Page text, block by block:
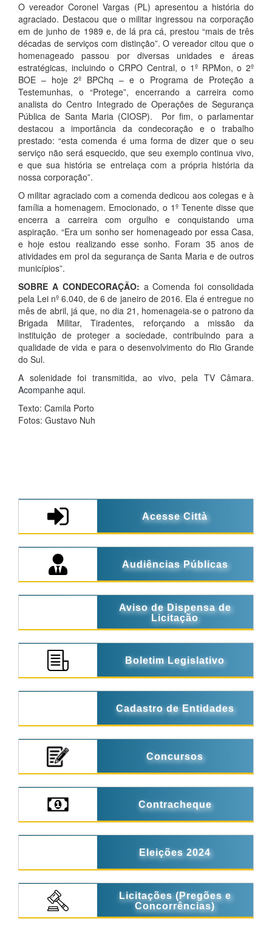
O vereador Coronel Vargas (PL) apresentou a história do
agraciado. Destacou que o militar ingressou na corporação
em de junho de 1989 e, de lá pra cá, prestou “mais de três
décadas de serviços com distinção”. O vereador citou que o
homenageado passou por diversas unidades e áreas
estratégicas, incluindo o CRPO Central, o 1º RPMon, o 2º
BOE – hoje 2º BPChq – e o Programa de Proteção a
Testemunhas, o “Protege”, encerrando a carreira como
analista do Centro Integrado de Operações de Segurança
Pública de Santa Maria (CIOSP). Por fim, o parlamentar
destacou a importância da condecoração e o trabalho
prestado: “esta comenda é uma forma de dizer que o seu
serviço não será esquecido, que seu exemplo continua vivo,
e que sua história se entrelaça com a própria história da
nossa corporação”.
O militar agraciado com a comenda dedicou aos colegas e à
família a homenagem. Emocionado, o 1º Tenente disse que
encerra a carreira com orgulho e conquistando uma
aspiração. “Era um sonho ser homenageado por essa Casa,
e hoje estou realizando esse sonho. Foram 35 anos de
atividades em prol da segurança de Santa Maria e de outros
municípios”.
SOBRE A CONDECORAÇÃO: a Comenda foi consolidada
pela Lei nº 6.040, de 6 de janeiro de 2016. Ela é entregue no
mês de abril, já que, no dia 21, homenageia-se o patrono da
Brigada Militar, Tiradentes, reforçando a missão da
instituição de proteger a sociedade, contribuindo para a
qualidade de vida e para o desenvolvimento do Rio Grande
do Sul.
A solenidade foi transmitida, ao vivo, pela TV Câmara.
Acompanhe aqui.
Texto: Camila Porto
Fotos: Gustavo Nuh
Acesse Città
Audiências Públicas
Aviso de Dispensa de
Licitação
Boletim Legislativo
Cadastro de Entidades
Concursos
Contracheque
Eleições 2024
Licitações (Pregões e
Concorrências)